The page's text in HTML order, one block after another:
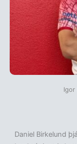
Daniel Birkelund